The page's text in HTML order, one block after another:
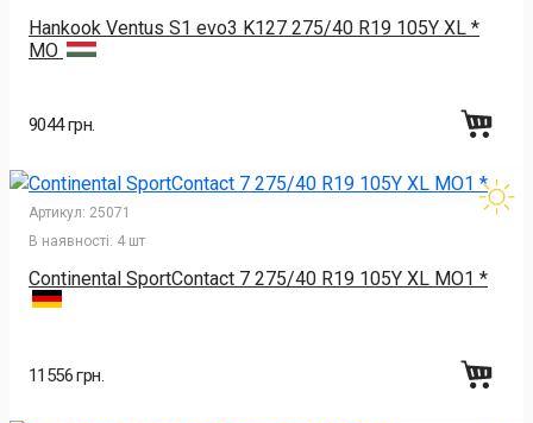
Hankook Ventus S1 evo3 K127 275/40 R19 105Y XL *
MO
9044 грн.
Артикул: 25071
В наявності: 4 шт
Continental SportContact 7 275/40 R19 105Y XL MO1 *
11556 грн.